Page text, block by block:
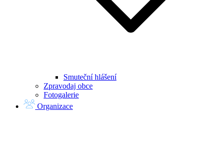
Smuteční hlášení
Zpravodaj obce
Fotogalerie
Organizace